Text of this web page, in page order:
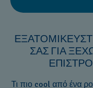
ΣΑΣ ΓΙΑ
Τι πιο cool από ένα